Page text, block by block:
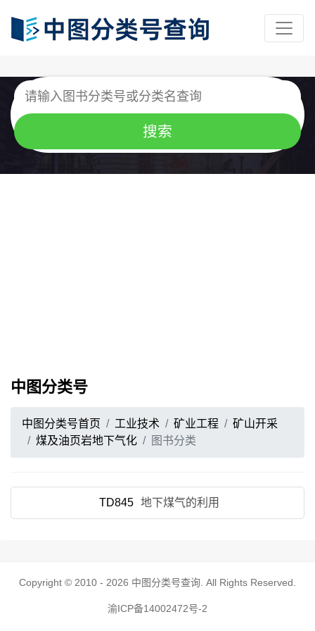
中图分类号
中图分类号首页 工业技术 矿业工程
矿山开采
煤及油页岩地下气化
图书分类
TD845 地下煤气的利用
Copyright © 2010 - 2026 中图分类号查询 . All Rights Reserved.
渝ICP备14002472号-2